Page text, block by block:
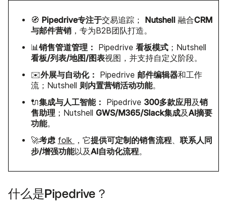
🧭 Pipedrive专注于交易追踪； Nutshell 融合CRM
与邮件营销 ，专为B2B团队打造。
📊销售管道管理： Pipedrive 看板模式 ；Nutshell
看板/列表/地图/图表视图，并支持自定义阶段。
✉️外展与自动化： Pipedrive 邮件编辑器和工作
流；Nutshell 则内置营销活动功能。
🔌集成与人工智能： Pipedrive 300多款应用及销
售助理 ；Nutshell GWS/M365/Slack集成及AI摘要
功能。
🚀考虑 folk ，它提供可定制的销售流程
联系人同
步/增强功能以及AI自动化流程。
什么是Pipedrive？